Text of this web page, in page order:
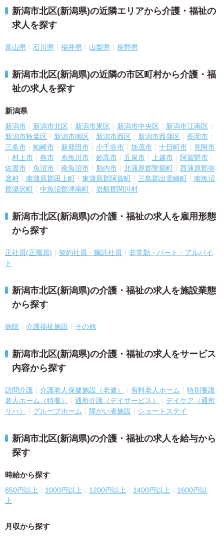
新潟市北区(新潟県)の近隣エリアから介護・福祉の
求人を探す
富山県 石川県 福井県 山梨県 長野県
新潟市北区(新潟県)の近隣の市区町村から介護・福
祉の求人を探す
新潟県
新潟市 新潟市北区 新潟市東区 新潟市中央区
新潟市江南区
新潟市秋葉区
新潟市南区 新潟市西区 新潟市西蒲区
長岡市
三条市
柏崎市 新発田市 小千谷市 加茂市 十日町市
見附市
村上市
燕市 糸魚川市 妙高市 五泉市 上越市
阿賀野市
佐渡市
魚沼市 南魚沼市 胎内市 北蒲原郡聖籠町
西蒲原郡弥
彦村
南蒲原郡田上町 東蒲原郡阿賀町 三島郡出雲崎町
南魚沼
郡湯沢町
中魚沼郡津南町 岩船郡関川村
新潟市北区(新潟県)の介護・福祉の求人を雇用形態
から探す
正社員(正職員) 契約社員・嘱託社員
非常勤・パート・アルバイ
ト
新潟市北区(新潟県)の介護・福祉の求人を施設業態
から探す
病院 介護福祉施設 その他
新潟市北区(新潟県)の介護・福祉の求人をサービス
内容から探す
訪問介護 介護老人保健施設（老健） 有料老人ホーム
特別養護
老人ホーム（特養）
通所介護（デイサービス）
デイケア（通所
リハ）
グループホーム 障がい者施設 ショートステイ
新潟市北区(新潟県)の介護・福祉の求人を給与から
探す
時給から探す
850円以上 1000円以上 1200円以上 1400円以上
1600円以
上
月収から探す